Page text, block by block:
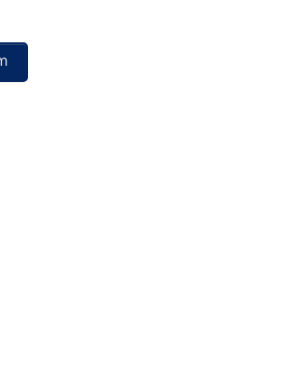
rural, así como en profundizar el los
mediante la utilización de la
la recogida de datos primarios, que